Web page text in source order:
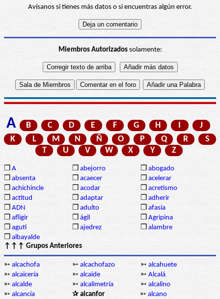
Avísanos si tienes más datos o si encuentras algún error.
Miembros Autorizadossolamente:
A B C D E F G H I
J
K
L M N Ñ O P Q R
S
T
U V W X Y Z
❒ A ❒ abejorro ❒ abogado
❒ absenta ❒ acaecer ❒ acelerar
❒ achichincle ❒ acodar ❒ acretismo
❒ actitud ❒ adaptar ❒ adherir
❒ ADN ❒ adulto ❒ afasia
❒ afligir ❒ ágil ❒ Agripina
❒ agutí ❒ ajedrez ❒ alambre
❒ albayalde
↑↑↑ Grupos Anteriores
➳ alcachofa ➳ alcachofazo ➳ alcahuete
➳ alcaicería ➳ alcaide ➳ Alcalá
➳ alcalde ➳ alcalimetría ➳ alcalino
➳ alcancía ✰ alcanfor ➳ alcano